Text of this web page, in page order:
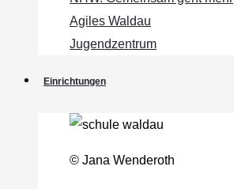
Agiles Waldau
Jugendzentrum
Einrichtungen
© Jana Wenderoth